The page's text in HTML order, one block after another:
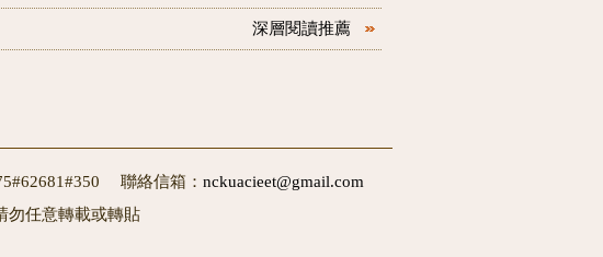
深層閱讀推薦
聯絡信箱： nckuacieet@gmail.com
勿任意轉載或轉貼